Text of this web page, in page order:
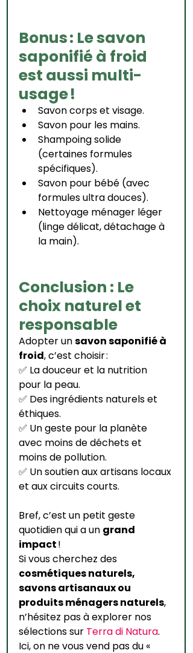
Bonus : Le savon
saponifié à froid
est aussi multi-
usage !
Savon corps et visage.
Savon pour les mains.
Shampoing solide
(certaines formules
spécifiques).
Savon pour bébé (avec
formules ultra douces).
Nettoyage ménager léger
(linge délicat, détachage à
la main).
Conclusion : Le
choix naturel et
responsable
Adopter un savon saponifié à
froid, c’est choisir :
✅ La douceur et la nutrition
pour la peau.
✅ Des ingrédients naturels et
éthiques.
✅ Un geste pour la planète
avec moins de déchets et
moins de pollution.
✅ Un soutien aux artisans locaux
et aux circuits courts.
Bref, c’est un petit geste
quotidien qui a un grand
impact !
Si vous cherchez des
cosmétiques naturels,
savons artisanaux ou
produits ménagers naturels,
n’hésitez pas à explorer nos
sélections sur Terra di Natura.
Ici, on ne vous vend pas du «